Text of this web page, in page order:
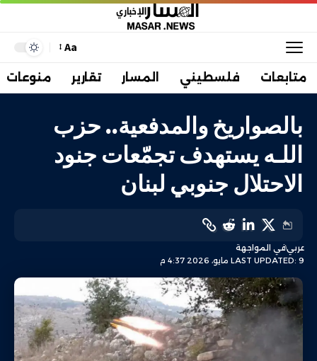
Aa
متابعات فلسطيني المسار تقارير منوعات
بالصواريخ والمدفعية.. حزب
اللـه يستهدف تجمّعات جنود
الاحتلال جنوبي لبنان
LAST UPDATED: 9 مايو، 2026 4:37 م
عربيفي المواجهة